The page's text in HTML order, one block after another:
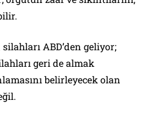
ABD’den geliyor;
geri de almak
belirleyecek olan